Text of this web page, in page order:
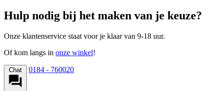
Hulp nodig bij het maken van je keuze?
Onze klantenservice staat voor je klaar van 9-18 uur.
Of kom langs in onze winkel!
Chat 0184 - 760020